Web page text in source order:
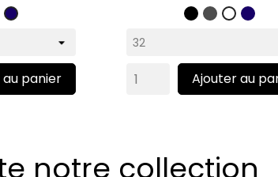
Marine
panier
NoirGrisBlanc
Ajouter au
notre collection